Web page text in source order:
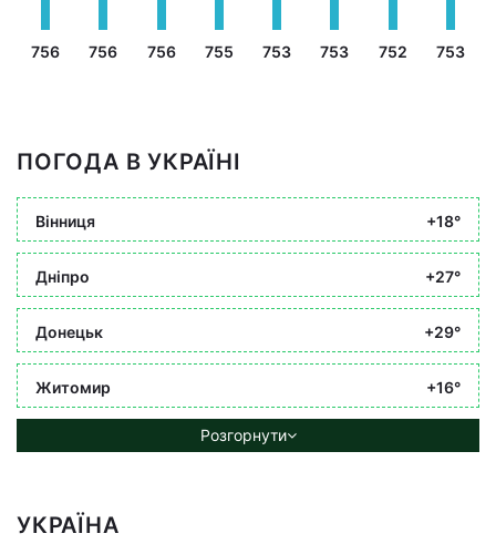
756 756 756 755 753 753 752 753
ПОГОДА В УКРАЇНІ
Вінниця +18°
Дніпро +27°
Донецьк +29°
Житомир +16°
Розгорнути
УКРАЇНА